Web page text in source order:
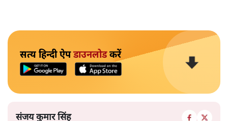
सत्य हिन्दी ऐपडाउनलोडकरें
संजय कुमार सिंह